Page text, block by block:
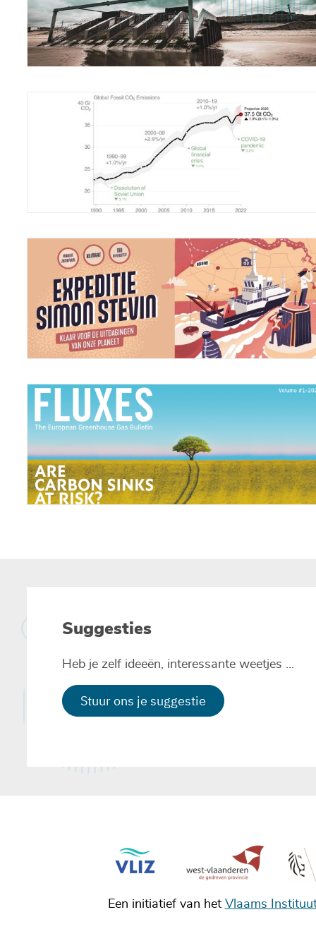
Suggesties
Heb je zelf ideeën, interessante weetjes ...
Stuur ons je suggestie
Een initiatief van het Vlaams